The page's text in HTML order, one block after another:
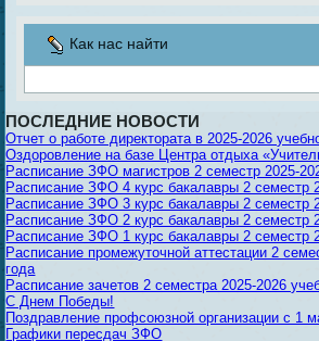
Как нас найти
ПОСЛЕДНИЕ НОВОСТИ
Отчет о работе директората в 2025-2026
Оздоровление на базе Центра отдыха
Расписание ЗФО магистров 2 семестр 2025-
Расписание ЗФО 4 курс бакалавры 2 семестр
Расписание ЗФО 3 курс бакалавры 2 семестр
Расписание ЗФО 2 курс бакалавры 2 семестр
Расписание ЗФО 1 курс бакалавры 2 семестр
Расписание промежуточной аттестации 2
года
Расписание зачетов 2 семестра 2025-2026
С Днем Победы!
Поздравление профсоюзной организации с 1
Графики пересдач ЗФО